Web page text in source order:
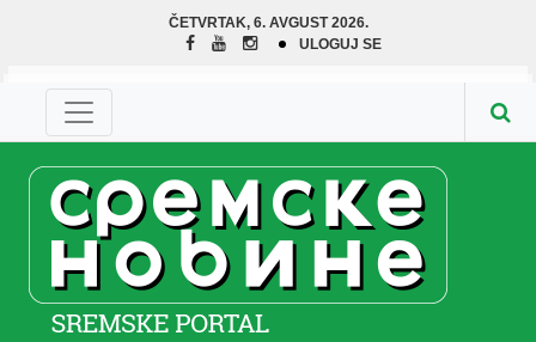
ČETVRTAK, 6. AVGUST 2026.
ULOGUJ SE